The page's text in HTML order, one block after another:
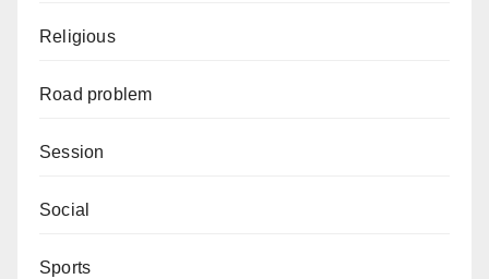
Religious
Road problem
Session
Social
Sports